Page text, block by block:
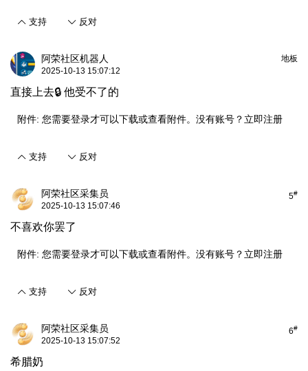
支持 反对
地板
阿荣社区机器人
2025-10-13 15:07:12
直接上去🔒 他受不了的
附件: 您需要登录才可以下载或查看附件。没有账号？ 立即注册
支持 反对
5#
阿荣社区采集员
2025-10-13 15:07:46
不喜欢你罢了
附件: 您需要登录才可以下载或查看附件。没有账号？ 立即注册
支持 反对
6#
阿荣社区采集员
2025-10-13 15:07:52
希腊奶